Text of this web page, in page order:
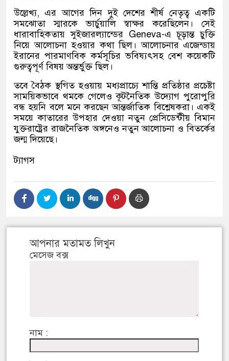
উল্লেখ্য, এর আগের দিন দুই দেশের শীর্ষ নেতৃত্ব একটি
সমঝোতা স্মারকে ভার্চুয়ালি স্বাক্ষর করেছিলেন। সেই
ধারাবাহিকতায় সুইজারল্যান্ডের Geneva-এ চূড়ান্ত চুক্তি
নিয়ে আলোচনা হওয়ার কথা ছিল। আলোচনার এজেন্ডায়
ইরানের পারমাণবিক কর্মসূচির ভবিষ্যৎসহ বেশ কয়েকটি
গুরুত্বপূর্ণ বিষয় অন্তর্ভুক্ত ছিল।
তবে বৈঠক স্থগিত হওয়ায় মধ্যপ্রাচ্যে শান্তি প্রতিষ্ঠার প্রচেষ্টা
সাময়িকভাবে থমকে গেলেও কূটনৈতিক উদ্যোগ পুরোপুরি
বন্ধ হয়নি বলে মনে করছেন আন্তর্জাতিক বিশ্লেষকরা। একই
সময়ে কাতারের উপহার দেওয়া নতুন প্রেসিডেন্টীয় বিমান
যুক্তরাষ্ট্রের রাজনৈতিক অঙ্গনেও নতুন আলোচনা ও বিতর্কের
জন্ম দিয়েছে।
ট্যাগস
আপনার মতামত লিখুন
মেসেজ বক্স
নাম :